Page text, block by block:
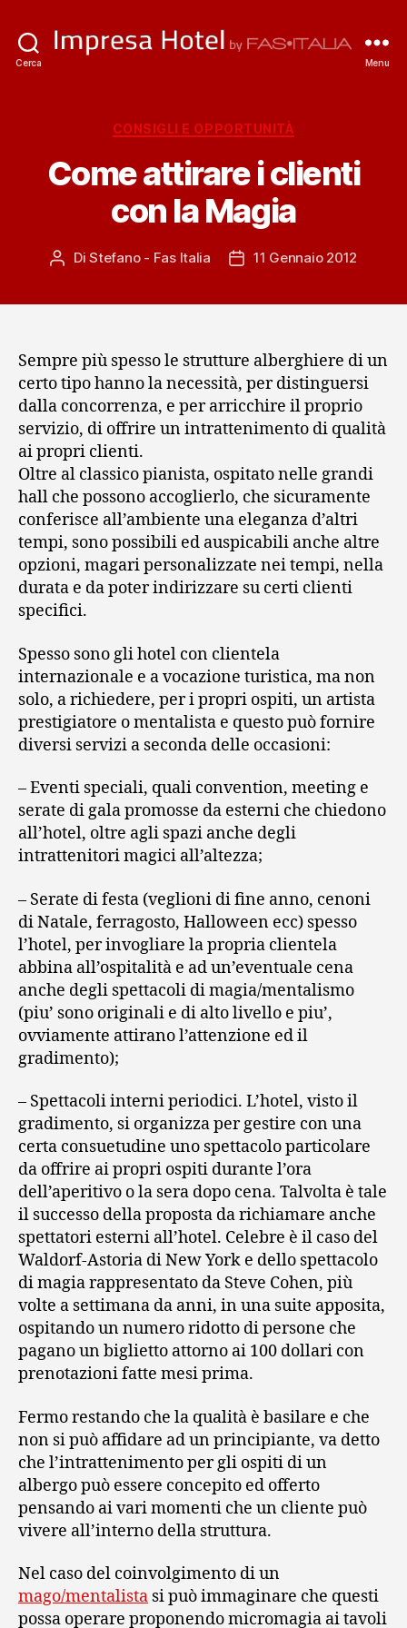
Cerca Menu
Categorie
CONSIGLI E OPPORTUNITÀ
Come attirare i clienti
con la Magia
Autore
DiStefano - Fas Italia
Data11 Gennaio 2012
Sempre più spesso le strutture alberghiere di un
certo tipo hanno la necessità, per distinguersi
dalla concorrenza, e per arricchire il proprio
servizio, di offrire un intrattenimento di qualità
ai propri clienti.
Oltre al classico pianista, ospitato nelle grandi
hall che possono accoglierlo, che sicuramente
conferisce all’ambiente una eleganza d’altri
tempi, sono possibili ed auspicabili anche altre
opzioni, magari personalizzate nei tempi, nella
durata e da poter indirizzare su certi clienti
specifici.
Spesso sono gli hotel con clientela
internazionale e a vocazione turistica, ma non
solo, a richiedere, per i propri ospiti, un artista
prestigiatore o mentalista e questo può fornire
diversi servizi a seconda delle occasioni:
– Eventi speciali, quali convention, meeting e
serate di gala promosse da esterni che chiedono
all’hotel, oltre agli spazi anche degli
intrattenitori magici all’altezza;
– Serate di festa (veglioni di fine anno, cenoni
di Natale, ferragosto, Halloween ecc) spesso
l’hotel, per invogliare la propria clientela
abbina all’ospitalità e ad un’eventuale cena
anche degli spettacoli di magia/mentalismo
(piu’ sono originali e di alto livello e piu’,
ovviamente attirano l’attenzione ed il
gradimento);
– Spettacoli interni periodici. L’hotel, visto il
gradimento, si organizza per gestire con una
certa consuetudine uno spettacolo particolare
da offrire ai propri ospiti durante l’ora
dell’aperitivo o la sera dopo cena. Talvolta è tale
il successo della proposta da richiamare anche
spettatori esterni all’hotel. Celebre è il caso del
Waldorf-Astoria di New York e dello spettacolo
di magia rappresentato da Steve Cohen, più
volte a settimana da anni, in una suite apposita,
ospitando un numero ridotto di persone che
pagano un biglietto attorno ai 100 dollari con
prenotazioni fatte mesi prima.
Fermo restando che la qualità è basilare e che
non si può affidare ad un principiante, va detto
che l’intrattenimento per gli ospiti di un
albergo può essere concepito ed offerto
pensando ai vari momenti che un cliente può
vivere all’interno della struttura.
Nel caso del coinvolgimento di un
mago/mentalista si può immaginare che questi
possa operare proponendo micromagia ai tavoli